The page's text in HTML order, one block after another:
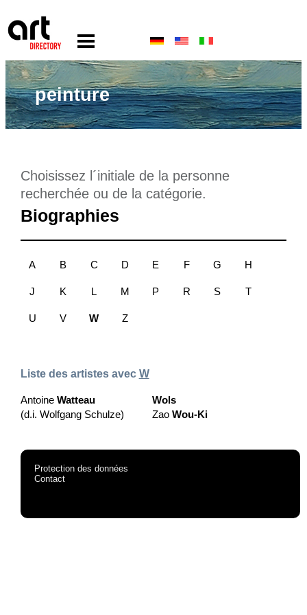
peinture
Choisissez l´initiale de la personne
recherchée ou de la catégorie.
Biographies
A B C D E F G H
J K L M P R S T
U V W Z
Liste des artistes avec W
Antoine Watteau
(d.i. Wolfgang Schulze)
Wols
Zao Wou-Ki
Protection des données
Contact